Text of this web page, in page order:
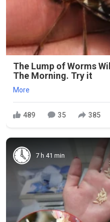
The Lump of Worms
The Morning. Try it
More
489 35 385
7 h 41 min